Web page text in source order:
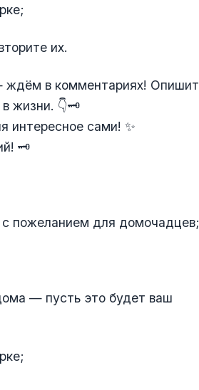
их.
ждём в комментариях!
в жизни. 👇🗝
интересное сами! ✨
🗝
с пожеланием для домочадцев;
— пусть это будет ваш